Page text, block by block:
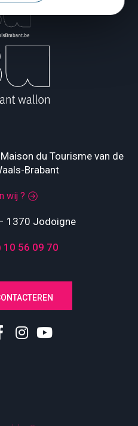
du Tourisme van de
Brabant
wij ?
1370 Jodoigne
10 56 09 70